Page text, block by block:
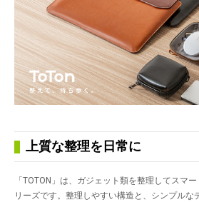
上質な整理を日常に
「TOTON」は、ガジェット類を整理してスマ
リーズです。整理しやすい構造と、シンプルな